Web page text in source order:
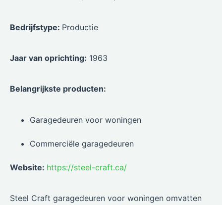
Bedrijfstype: Productie
Jaar van oprichting: 1963
Belangrijkste producten:
Garagedeuren voor woningen
Commerciële garagedeuren
Website: https://steel-craft.ca/
Steel Craft garagedeuren voor woningen omvatten